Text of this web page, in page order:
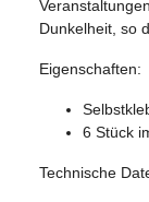
Dunkelheit, so
Eigenschaften:
6 Stück
Technische